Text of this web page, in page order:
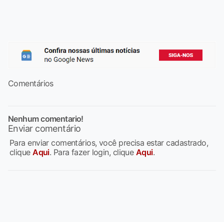
Comentários
Nenhum comentario!
Enviar comentário
Para enviar comentários, você precisa estar cadastrado,
cliqueAqui. Para fazer login, clique Aqui.